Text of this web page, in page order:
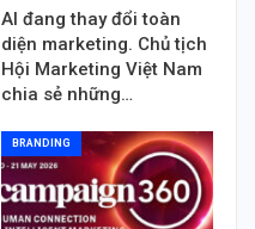
AI đang thay đổi toàn
diện marketing. Chủ tịch
Hội Marketing Việt Nam
chia sẻ những…
BRANDING